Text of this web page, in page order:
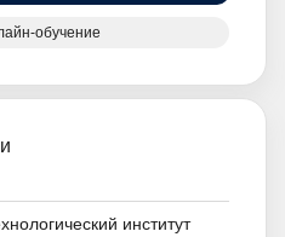
обучение
институт